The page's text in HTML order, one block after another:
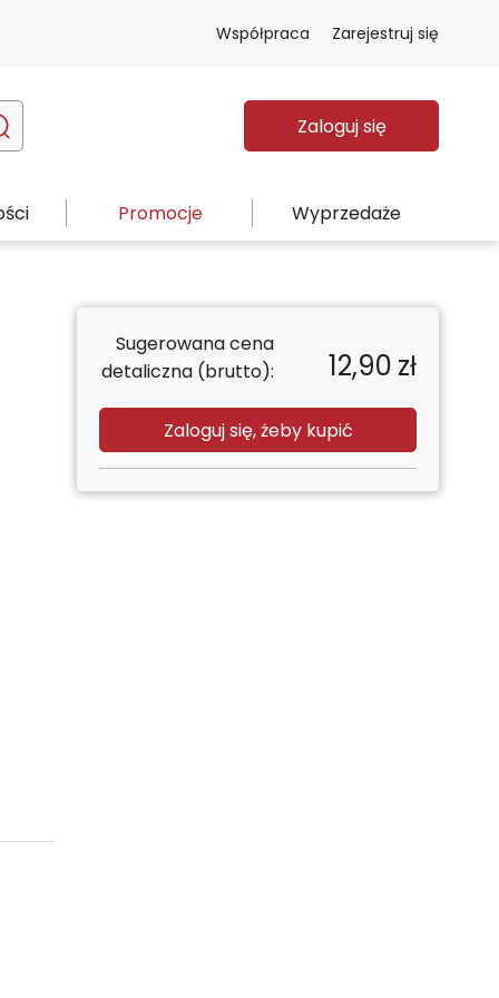
Współpraca Zarejestruj się
Zaloguj się
Promocje Wyprzedaże
Sugerowana cena
detaliczna (brutto):
12,90 zł
Zaloguj się, żeby kupić